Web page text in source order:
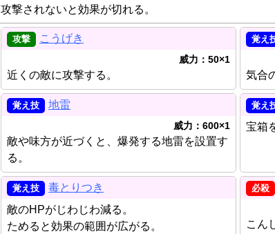
攻撃されないと効果が切れる。
こうげき
威力：50×1
近くの敵に攻撃する。 気合
地雷
威力：600×1
敵や味方が近づくと、爆発する地雷を設置す
る。
宝箱
毒とりつき
敵のHPがじわじわ減る。
ためると効果の範囲が広がる。
こん